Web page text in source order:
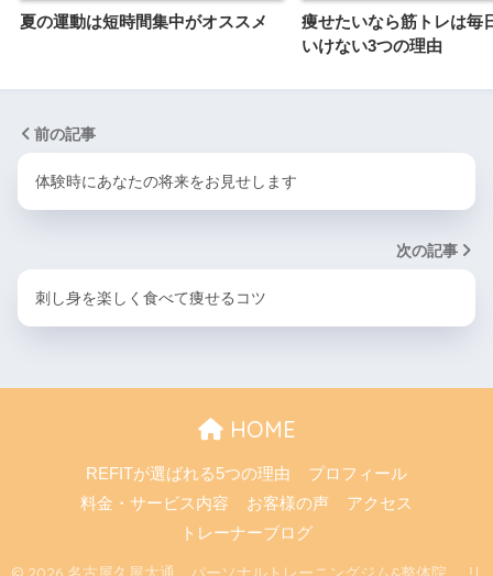
夏の運動は短時間集中がオススメ
痩せたいなら筋トレは毎
いけない3つの理由
前の記事
体験時にあなたの将来をお見せします
次の記事
刺し身を楽しく食べて痩せるコツ
HOME
REFITが選ばれる5つの理由
プロフィール
料金・サービス内容
お客様の声
アクセス
トレーナーブログ
© 2026 名古屋久屋大通 パーソナルトレーニングジム&整体院 リ